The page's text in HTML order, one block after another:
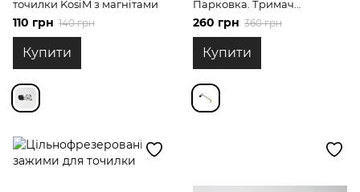
точилки KosiM з магнітами
110 грн 140 грн
Купити
Парковка. Тримач
горизонтальної штанги 8
260 грн 360 грн
Купити